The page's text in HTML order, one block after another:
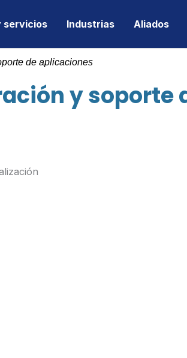
servicios Industrias Aliados
de aplicaciones
y soporte